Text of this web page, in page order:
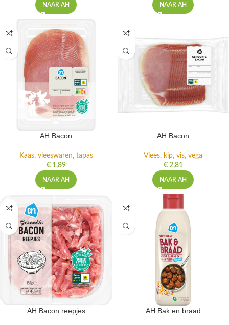
NAAR AH NAAR AH
AH Bacon
Kaas, vleeswaren, tapas
€1,89
NAAR AH
AH Bacon
Vlees, kip, vis, vega
€2,81
NAAR AH
AH Bacon reepjes AH Bak en braad